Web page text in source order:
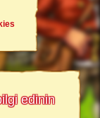
edinin